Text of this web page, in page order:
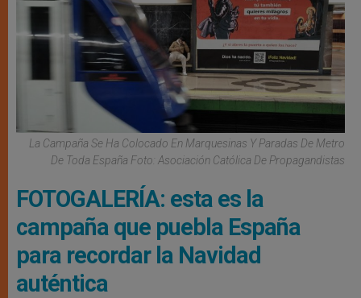
La Campaña Se Ha Colocado En Marquesinas Y Paradas De Metro
De Toda España Foto: Asociación Católica De Propagandistas
FOTOGALERÍA: esta es la
campaña que puebla España
para recordar la Navidad
auténtica